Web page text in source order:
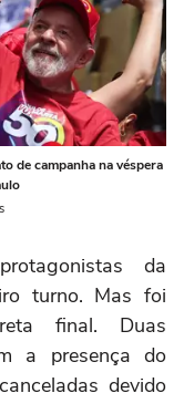
de campanha na véspera
da
turno. Mas foi
final. Duas
a presença do
devido